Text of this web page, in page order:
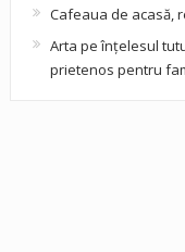
Cafeaua de acasă,
Arta pe înțelesul
prietenos pentru